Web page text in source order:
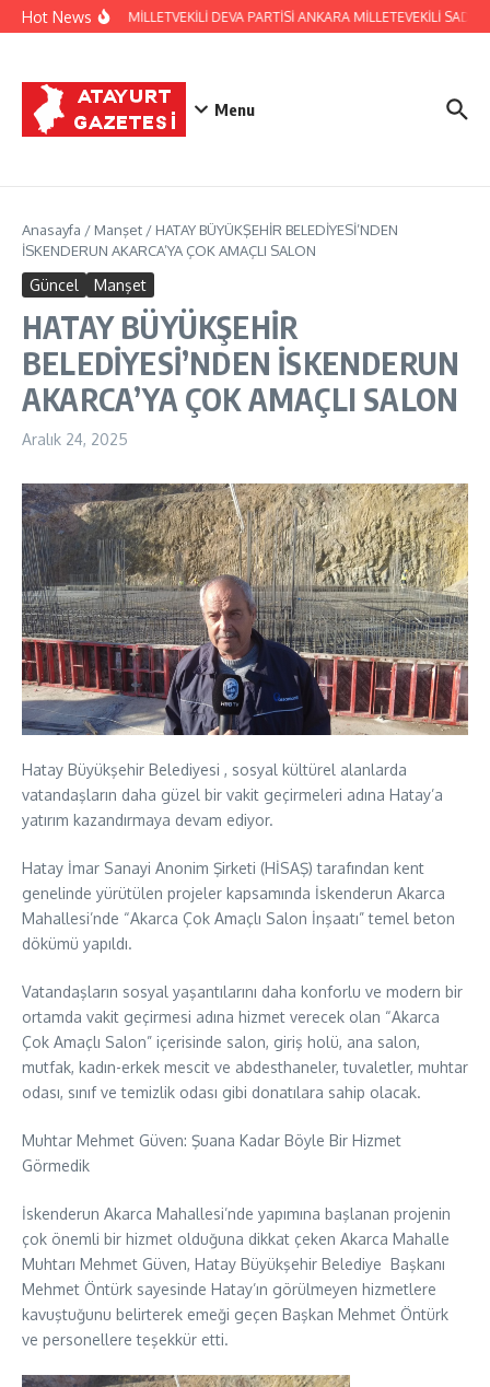
İçeriğe atla
Hot News
HATAY ESKİ MİLLETVEKİLİ DEVA PARTİSİ ANKARA MİLLETEVEKİLİ
Menu
Anasayfa / Manşet / HATAY BÜYÜKŞEHİR BELEDİYESİ’NDEN
İSKENDERUN AKARCA’YA ÇOK AMAÇLI SALON
Güncel Manşet
HATAY BÜYÜKŞEHİR
BELEDİYESİ’NDEN İSKENDERUN
AKARCA’YA ÇOK AMAÇLI SALON
Aralık 24, 2025
Hatay Büyükşehir Belediyesi , sosyal kültürel alanlarda
vatandaşların daha güzel bir vakit geçirmeleri adına Hatay’a
yatırım kazandırmaya devam ediyor.
Hatay İmar Sanayi Anonim Şirketi (HİSAŞ) tarafından kent
genelinde yürütülen projeler kapsamında İskenderun Akarca
Mahallesi’nde “Akarca Çok Amaçlı Salon İnşaatı” temel beton
dökümü yapıldı.
Vatandaşların sosyal yaşantılarını daha konforlu ve modern bir
ortamda vakit geçirmesi adına hizmet verecek olan “Akarca
Çok Amaçlı Salon” içerisinde salon, giriş holü, ana salon,
mutfak, kadın-erkek mescit ve abdesthaneler, tuvaletler, muhtar
odası, sınıf ve temizlik odası gibi donatılara sahip olacak.
Muhtar Mehmet Güven: Şuana Kadar Böyle Bir Hizmet
Görmedik
İskenderun Akarca Mahallesi’nde yapımına başlanan projenin
çok önemli bir hizmet olduğuna dikkat çeken Akarca Mahalle
Muhtarı Mehmet Güven, Hatay Büyükşehir Belediye Başkanı
Mehmet Öntürk sayesinde Hatay’ın görülmeyen hizmetlere
kavuştuğunu belirterek emeği geçen Başkan Mehmet Öntürk
ve personellere teşekkür etti.